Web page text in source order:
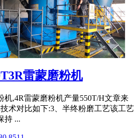
雷蒙磨粉机
机,4R雷蒙磨粉机产量550T/H文章来
术对比如下:3、半终粉磨工艺该工艺
持 ...